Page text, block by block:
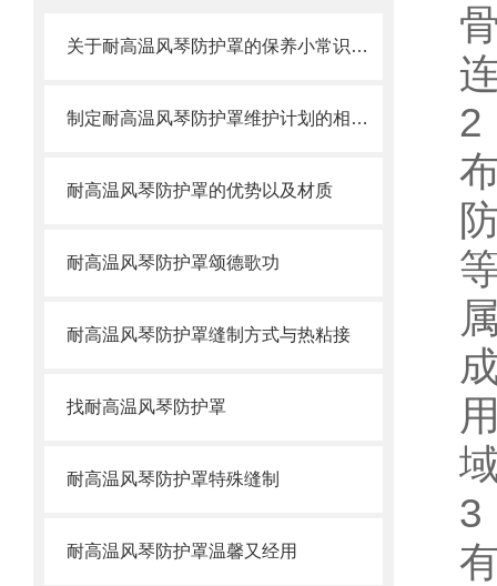
关于耐高温风琴防护罩的保养小常识介绍
制定耐高温风琴防护罩维护计划的相关策略
耐高温风琴防护罩的优势以及材质
耐高温风琴防护罩颂德歌功
耐高温风琴防护罩缝制方式与热粘接
找耐高温风琴防护罩
耐高温风琴防护罩特殊缝制
耐高温风琴防护罩温馨又经用
2
3